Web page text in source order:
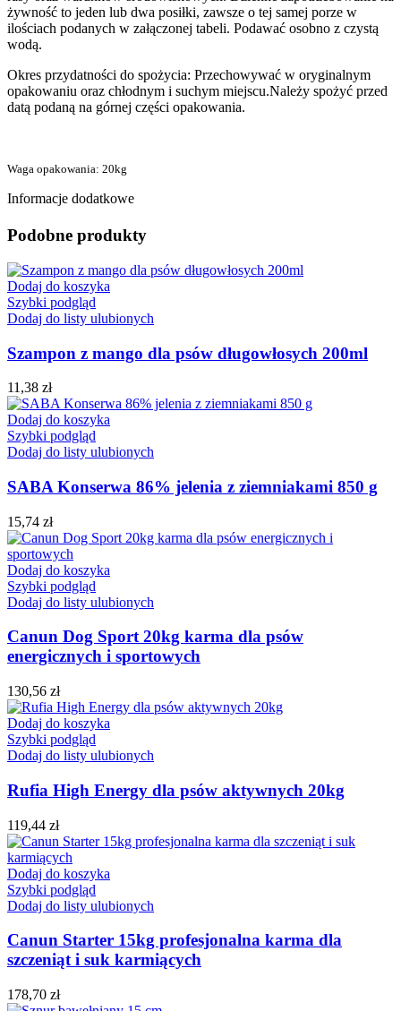
żywność to jeden lub dwa posiłki, zawsze o tej samej porze w
ilościach podanych w załączonej tabeli. Podawać osobno z czystą
wodą.
Okres przydatności do spożycia: Przechowywać w oryginalnym
opakowaniu oraz chłodnym i suchym miejscu.Należy spożyć przed
datą podaną na górnej części opakowania.
Waga opakowania: 20kg
Informacje dodatkowe
Podobne produkty
Dodaj do koszyka
Szybki podgląd
Dodaj do listy ulubionych
Szampon z mango dla psów długowłosych 200ml
11,38 zł
Dodaj do koszyka
Szybki podgląd
Dodaj do listy ulubionych
SABA Konserwa 86% jelenia z ziemniakami 850 g
15,74 zł
Dodaj do koszyka
Szybki podgląd
Dodaj do listy ulubionych
Canun Dog Sport 20kg karma dla psów
energicznych i sportowych
130,56 zł
Dodaj do koszyka
Szybki podgląd
Dodaj do listy ulubionych
Rufia High Energy dla psów aktywnych 20kg
119,44 zł
Dodaj do koszyka
Szybki podgląd
Dodaj do listy ulubionych
Canun Starter 15kg profesjonalna karma dla
szczeniąt i suk karmiących
178,70 zł